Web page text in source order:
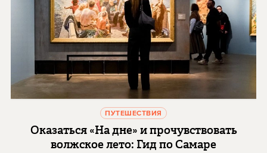
ПУТЕШЕСТВИЯ
Оказаться «На дне» и прочувствовать
волжское лето: Гид по Самаре